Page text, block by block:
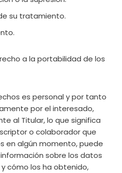
su tratamiento.
a la portabilidad de los
es personal y por tanto
por el interesado,
al Titular, lo que significa
o colaborador que
en algún momento, puede
sobre los datos
cómo los ha obtenido,